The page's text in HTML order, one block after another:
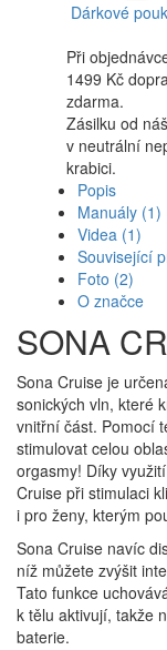
Dárkové
Při
1499 Kč
zdarma.
Zásilku od
v neutrální
krabici.
Popis
Manuály (1)
Videa (1)
Související
Foto (2)
O značce
SONA
Sona Cruise je
sonických vln, které
vnitřní část. Pomocí
stimulovat celou
orgasmy! Díky
Cruise při stimulaci
i pro ženy, kterým
Sona Cruise navíc
níž můžete zvýšit
Tato funkce
k tělu aktivují, takže
baterie.